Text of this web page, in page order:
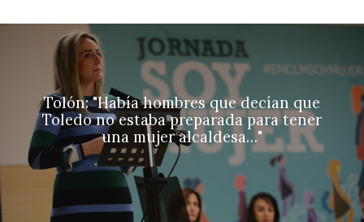
Tolón: "Había hombres que decían que
Toledo no estaba preparada para tener
una mujer alcaldesa…"